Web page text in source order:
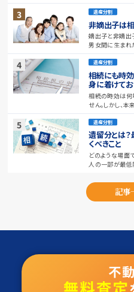
遺産分割
非嫡出子は
嫡出子と非嫡出
男女間に生まれ
遺産分割
相続にも時
身に着けて
相続の時効は何
せん。しかし、
遺産分割
遺留分とは
くべきこと
どのような場面
人の一部が最低
記事